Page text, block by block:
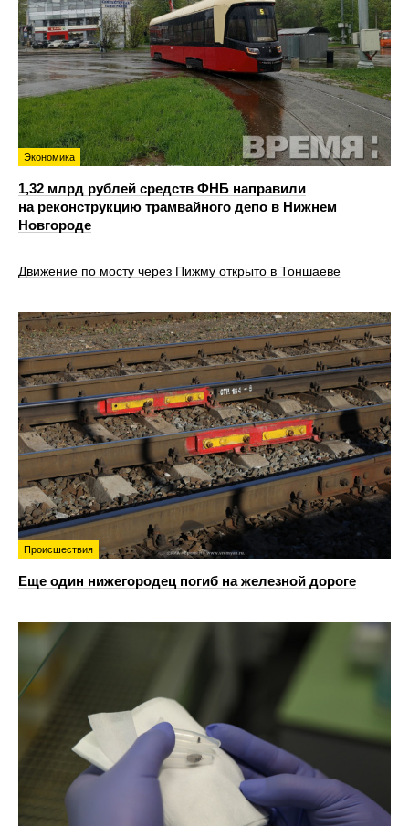
Экономика
1,32 млрд рублей средств ФНБ направили
на реконструкцию трамвайного депо в Нижнем
Новгороде
Движение по мосту через Пижму открыто в Тоншаеве
Происшествия
Еще один нижегородец погиб на железной дороге